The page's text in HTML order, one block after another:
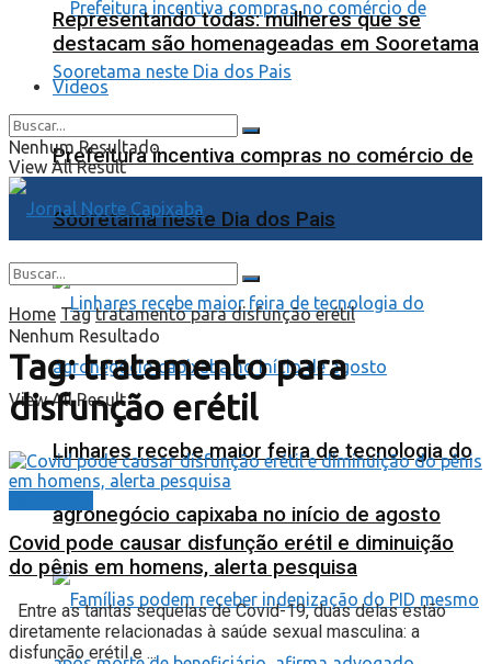
Prefeitura incentiva compras no comércio de
Sooretama neste Dia dos Pais
Linhares recebe maior feira de tecnologia do
agronegócio capixaba no início de agosto
Representando todas: mulheres que se
destacam são homenageadas em Sooretama
Videos
Nenhum Resultado
View All Result
Nenhum Resultado
View All Result
Home Tag tratamento para disfunção erétil
Tag:tratamento para
disfunção erétil
Covid pode causar disfunção erétil e diminuição
do pênis em homens, alerta pesquisa
Entre as tantas sequelas de Covid-19, duas delas estão
diretamente relacionadas à saúde sexual masculina: a
disfunção erétil e ...